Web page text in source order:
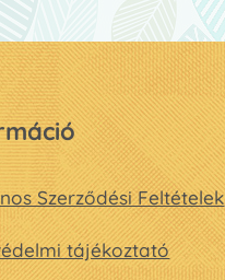
Szerződési Feltételek
tájékoztató